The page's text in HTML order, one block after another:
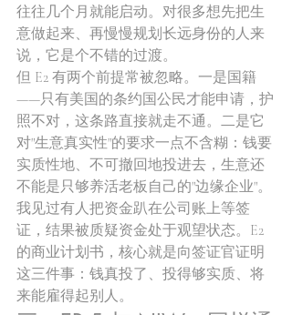
往往几个月就能启动。对很多想先把生
意做起来、再慢慢规划长远身份的人来
说，它是个不错的过渡。
但 E2 有两个前提常被忽略。一是国籍
——只有美国的条约国公民才能申请，护
照不对，这条路直接就走不通。二是它
对"生意真实性"的要求一点不含糊：钱要
实质性地、不可撤回地投进去，生意还
不能是只够养活老板自己的"边缘企业"。
我见过有人把资金趴在公司账上等签
证，结果被质疑资金处于观望状态。E2
的商业计划书，核心就是向签证官证明
这三件事：钱真投了、投得够实质、将
来能雇得起别人。